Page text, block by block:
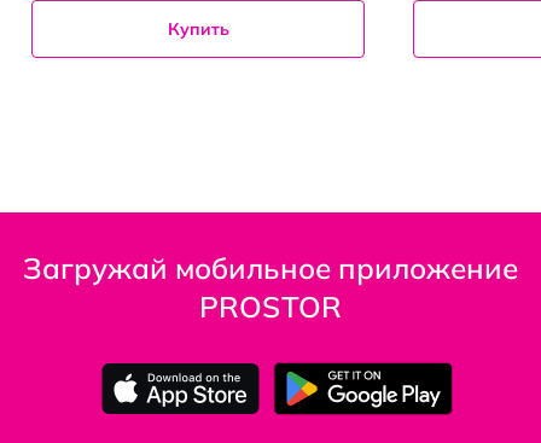
Купить
Загружай мобильное приложение
PROSTOR